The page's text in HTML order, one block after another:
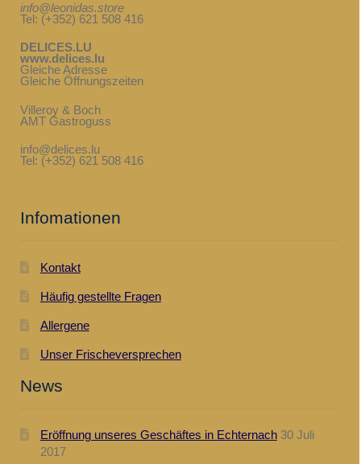
info@leonidas.store
Tel: (+352) 621 508 416
DELICES.LU
www.delices.lu
Gleiche Adresse
Gleiche Öffnungszeiten
Villeroy & Boch
AMT Gastroguss
info@delices.lu
Tel: (+352) 621 508 416
Infomationen
Kontakt
Häufig gestellte Fragen
Allergene
Unser Frischeversprechen
News
Eröffnung unseres Geschäftes in Echternach 30 Juli
2017